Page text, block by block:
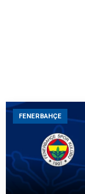
FENERBAHÇE